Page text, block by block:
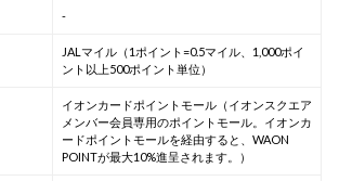
-
JALマイル（1ポイント=0.5マイル、1,000ポイ
ント以上500ポイント単位）
イオンカードポイントモール（イオンスクエア
メンバー会員専用のポイントモール。イオンカ
ードポイントモールを経由すると、WAON
POINTが最大10%進呈されます。）